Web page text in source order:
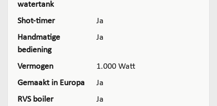
watertank
Shot-timer
Ja
Handmatige
bediening
Ja
Vermogen
1.000 Watt
Gemaakt in Europa
Ja
RVS boiler
Ja